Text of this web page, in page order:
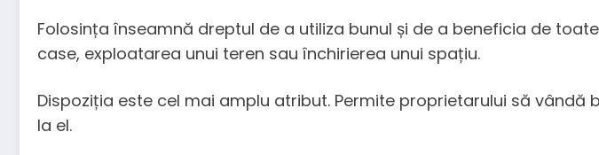
Folosința înseamnă dreptul de a utiliza bunul și de a beneficia de
case, exploatarea unui teren sau închirierea unui spațiu.
Dispoziția este cel mai amplu atribut. Permite proprietarului să
la el.